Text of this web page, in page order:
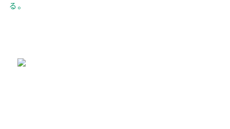
る。